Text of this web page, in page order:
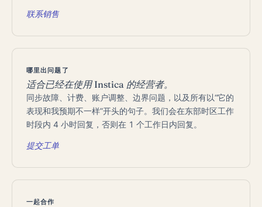
联系销售
哪里出问题了
适合已经在使用 Instica 的经营者。
同步故障、计费、账户调整、边界问题，以及所有以“它的
表现和我预期不一样”开头的句子。我们会在东部时区工作
时段内 4 小时回复，否则在 1 个工作日内回复。
提交工单
一起合作